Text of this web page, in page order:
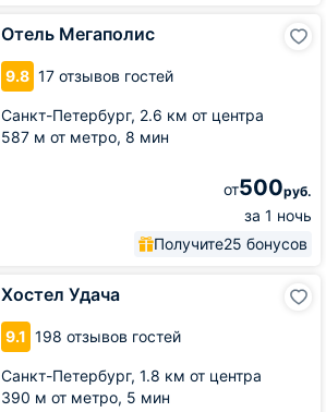
Отель Мегаполис
9.8 17 отзывов гостей
Санкт-Петербург, 2.6 км от центра
587 м от метро, 8 мин
от500руб.
за 1 ночь
Получите25 бонусов
Хостел Удача
9.1 198 отзывов гостей
Санкт-Петербург, 1.8 км от центра
390 м от метро, 5 мин